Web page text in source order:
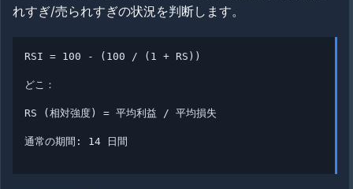
れすぎ/売られすぎの状況を判断します。
RSI = 100 - (100 / (1 + RS))
どこ：
RS (相対強度) = 平均利益 / 平均損失
通常の期間: 14 日間